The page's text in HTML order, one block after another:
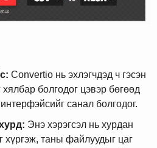
Convertio нь эхлэгчдэд ч гэсэн
болгодог цэвэр бөгөөд
санал болгодог.
Энэ хэрэгсэл нь хурдан
хүргэж, таны файлуудыг цаг